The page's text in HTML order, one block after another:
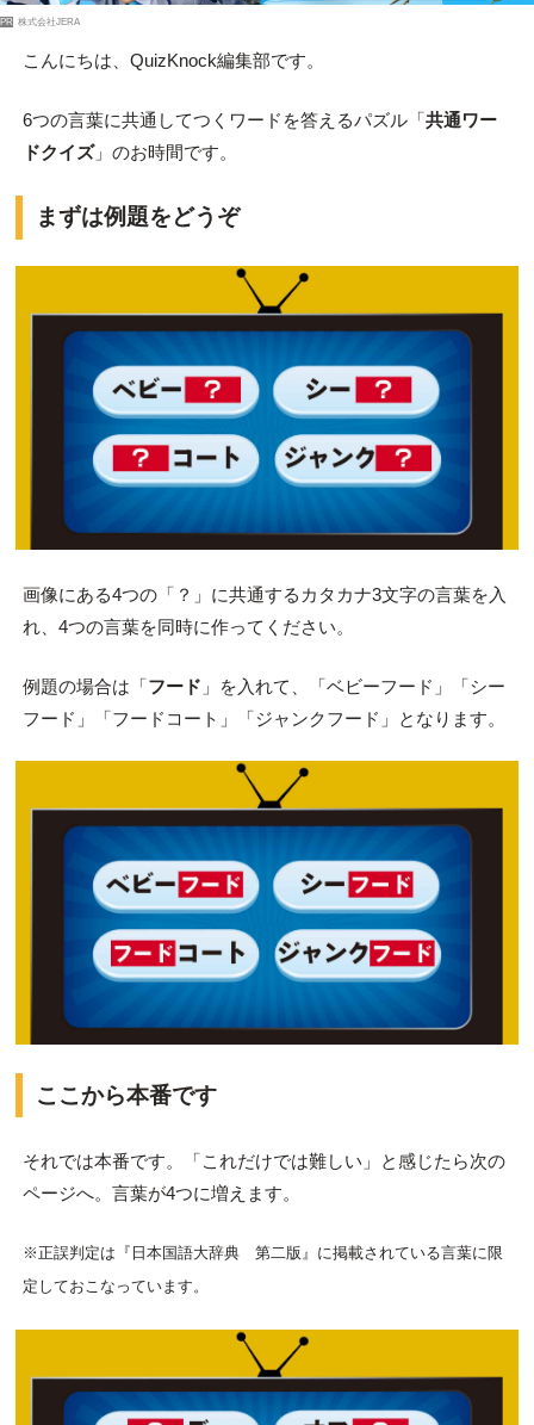
PR 株式会社JERA
こんにちは、QuizKnock編集部です。
6つの言葉に共通してつくワードを答えるパズル「共通ワー
ドクイズ」のお時間です。
まずは例題をどうぞ
画像にある4つの「？」に共通するカタカナ3文字の言葉を入
れ、4つの言葉を同時に作ってください。
例題の場合は「フード 」を入れて、「ベビーフード」「シー
フード」「フードコート」「ジャンクフード」となります。
ここから本番です
それでは本番です。「これだけでは難しい」と感じたら次の
ページへ。言葉が4つに増えます。
※正誤判定は『日本国語大辞典 第二版』に掲載されている言葉に限
定しておこなっています。